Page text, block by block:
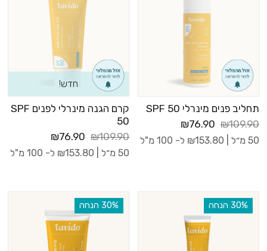
תחליב פנים מינרלי SPF 50
₪109.90
₪76.90
50 מ״ל | ₪153.80 ל- 100 מ"ל
חדש!
קרם הגנה מינרלי לפנים SPF
50
₪109.90
₪76.90
50 מ״ל | ₪153.80 ל- 100 מ"ל
‫30% הנחה ‫30% הנחה